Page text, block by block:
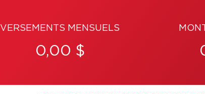
VERSEMENTS MENSUELS
0,00 $